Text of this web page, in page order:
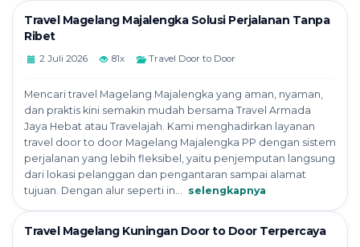
Travel Magelang Majalengka Solusi Perjalanan Tanpa
Ribet
2 Juli 2026 81x Travel Door to Door
Mencari travel Magelang Majalengka yang aman, nyaman,
dan praktis kini semakin mudah bersama Travel Armada
Jaya Hebat atau Travelajah. Kami menghadirkan layanan
travel door to door Magelang Majalengka PP dengan sistem
perjalanan yang lebih fleksibel, yaitu penjemputan langsung
dari lokasi pelanggan dan pengantaran sampai alamat
tujuan. Dengan alur seperti in... selengkapnya
Travel Magelang Kuningan Door to Door Terpercaya